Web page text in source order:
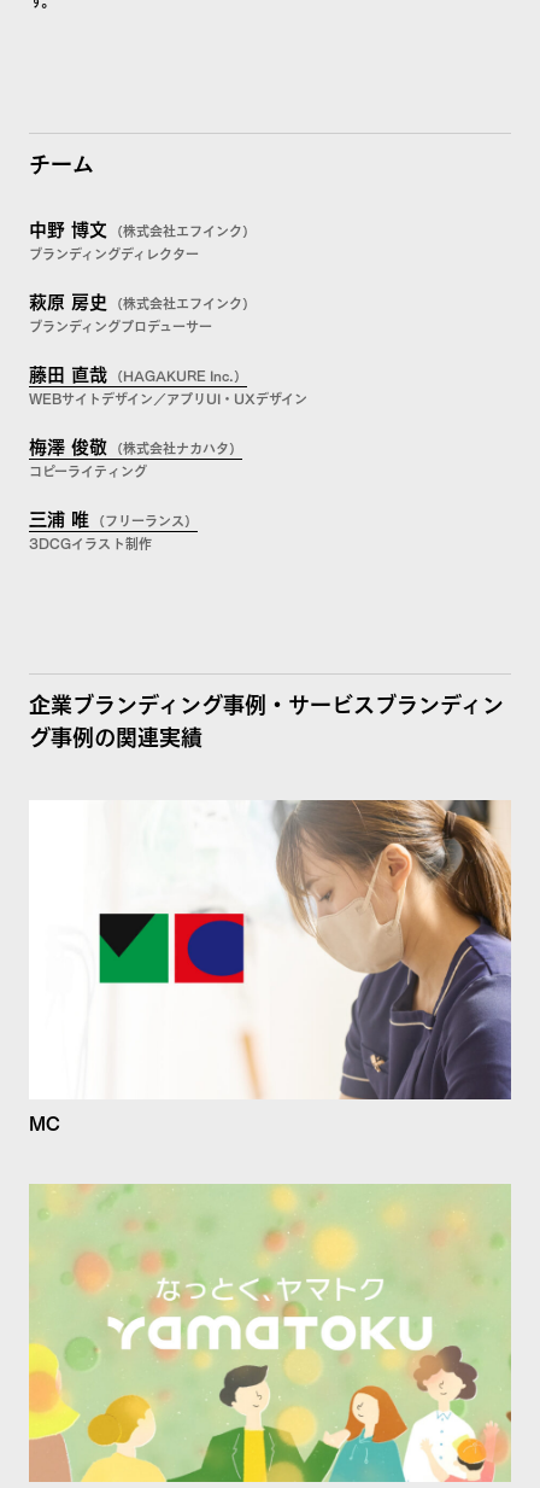
チーム
中野 博文 （株式会社エフインク）
ブランディングディレクター
萩原 房史 （株式会社エフインク）
ブランディングプロデューサー
藤田 直哉 （HAGAKURE Inc.）
WEBサイトデザイン／アプリUI・UXデザイン
梅澤 俊敬 （株式会社ナカハタ）
コピーライティング
三浦 唯 （フリーランス）
3DCGイラスト制作
企業ブランディング事例・サービスブランディン
グ事例の関連実績
MC